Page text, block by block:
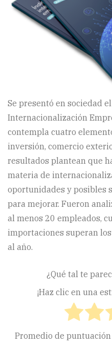
Se presentó en sociedad
Internacionalización
contempla cuatro
inversión, comercio
resultados plantean que
materia de
oportunidades y posibles
para mejorar. Fueron
al menos 20 empleados,
importaciones superan
al año.
¿Qué tal te
¡Haz clic en una
Promedio de puntuación